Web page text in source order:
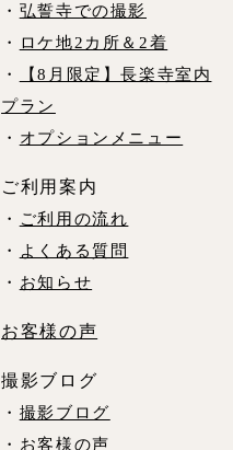
・ 弘誓寺での撮影
・
ロケ地2カ所＆2着
・
【8月限定】長楽寺室内
プラン
・ オプションメニュー
ご利用案内
・
ご利用の流れ
・
よくある質問
・ お知らせ
お客様の声
撮影ブログ
・ 撮影ブログ
・ お客様の声